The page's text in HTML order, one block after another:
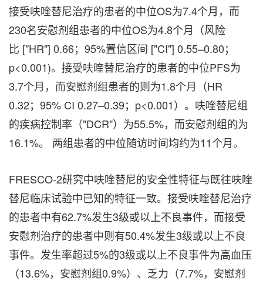
接受呋喹替尼治疗的患者的中位OS为7.4个月，而
230名安慰剂组患者的中位OS为4.8个月（风险
比 ["HR"] 0.66；95%置信区间 ["CI"] 0.55–0.80；
p<0.001)。接受呋喹替尼治疗的患者的中位PFS为
3.7个月，而安慰剂组患者的则为1.8个月（HR
0.32；95% CI 0.27–0.39；p<0.001）。呋喹替尼组
的疾病控制率（"DCR"）为55.5%，而安慰剂组的为
16.1%。 两组患者的中位随访时间均约为11个月。
FRESCO-2研究中呋喹替尼的安全性特征与既往呋喹
替尼临床试验中已知的特征一致。接受呋喹替尼治疗
的患者中有62.7%发生3级或以上不良事件，而接受
安慰剂治疗的患者中则有50.4%发生3级或以上不良
事件。发生率超过5%的3级或以上不良事件为高血压
（13.6%，安慰剂组0.9%）、乏力（7.7%，安慰剂